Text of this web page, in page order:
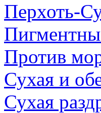
Перхоть-
Против
Сухая и
Сухая